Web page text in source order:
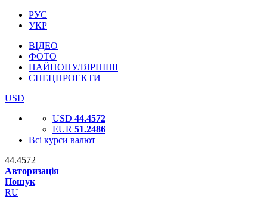
РУС
УКР
ВІДЕО
ФОТО
НАЙПОПУЛЯРНІШІ
СПЕЦПРОЕКТИ
USD
USD 44.4572
EUR 51.2486
Всі курси валют
44.4572
Авторизація
Пошук
RU